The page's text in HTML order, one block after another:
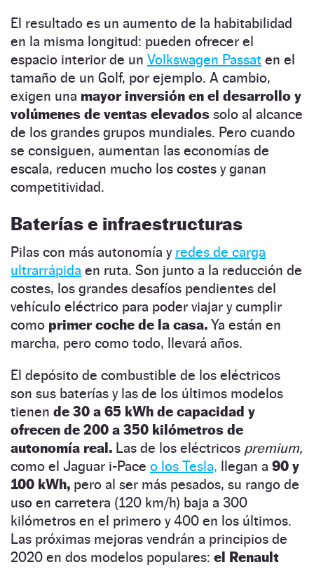
El resultado es un aumento de la habitabilidad
en la misma longitud: pueden ofrecer el
espacio interior de un Volkswagen Passat en el
tamaño de un Golf, por ejemplo. A cambio,
exigen una mayor inversión en el desarrollo y
volúmenes de ventas elevados solo al alcance
de los grandes grupos mundiales. Pero cuando
se consiguen, aumentan las economías de
escala, reducen mucho los costes y ganan
competitividad.
Baterías e infraestructuras
Pilas con más autonomía y redes de carga
ultrarrápida en ruta. Son junto a la reducción de
costes, los grandes desafíos pendientes del
vehículo eléctrico para poder viajar y cumplir
como primer coche de la casa. Ya están en
marcha, pero como todo, llevará años.
El depósito de combustible de los eléctricos
son sus baterías y las de los últimos modelos
tienen de 30 a 65 kWh de capacidad y
ofrecen de 200 a 350 kilómetros de
autonomía real. Las de los eléctricos premium,
como el Jaguar i-Pace o los Tesla, llegan a 90 y
100 kWh, pero al ser más pesados, su rango de
uso en carretera (120 km/h) baja a 300
kilómetros en el primero y 400 en los últimos.
Las próximas mejoras vendrán a principios de
2020 en dos modelos populares: el Renault